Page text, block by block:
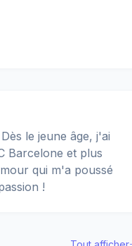
le jeune âge, j'ai
Barcelone et plus
qui m'a poussé
!